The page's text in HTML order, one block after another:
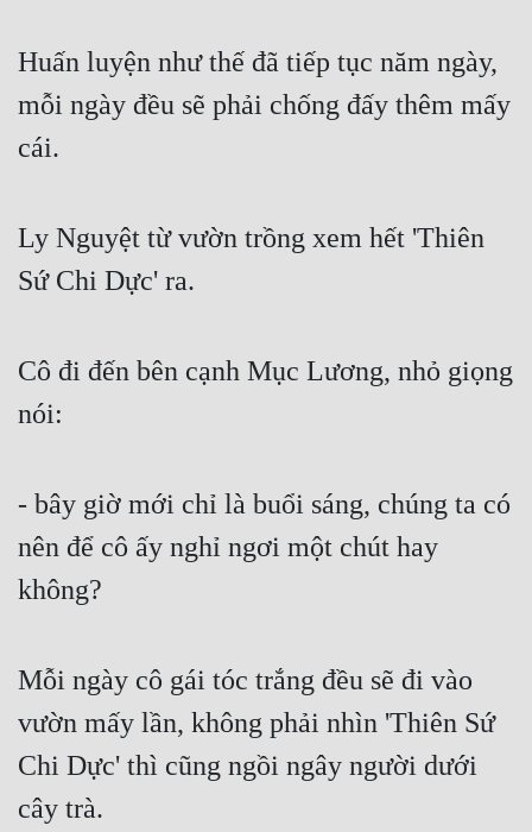
Kinh Dị
Kiếm Hiệp
Kỳ Huyễn
Linh Dị
Ngôn Tình
Ngược
Nữ Phụ
Phong Thủy - Tâm Linh
Phương Tây
Phản Phái
Huấn luyện như thế đã tiếp tục năm ngày,
mỗi ngày đều sẽ phải chống đấy thêm mấy
cái.
Ly Nguyệt từ vườn trồng xem hết 'Thiên
Sứ Chi Dực' ra.
Cô đi đến bên cạnh Mục Lương, nhỏ giọng
nói:
- bây giờ mới chỉ là buổi sáng, chúng ta có
nên để cô ấy nghỉ ngơi một chút hay
không?
Mỗi ngày cô gái tóc trắng đều sẽ đi vào
vườn mấy lần, không phải nhìn 'Thiên Sứ
Chi Dực' thì cũng ngồi ngây người dưới
cây trà.